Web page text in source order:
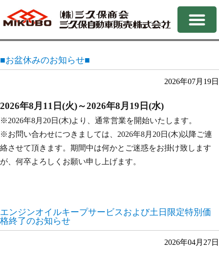
■お盆休みのお知らせ■
2026年07月19日
2026年8月11 日(火)～2026年8月19日(水)
※2026年8月20日(木)より、通常営業を開始いたします。
※お問い合わせにつきましては、2026年8月20日(木)以降ご連
絡させて頂きます。期間中は何かとご迷惑をお掛け致します
が、何卒よろしくお願い申し上げます。
エンジンオイルキープサービスおよび土日限定特別価
格終了のお知らせ
2026年04月27日